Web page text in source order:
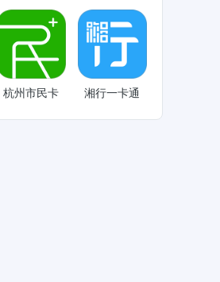
杭州市民卡 湘行一卡通